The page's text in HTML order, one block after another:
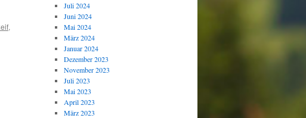
,
Juli 2024
Juni 2024
Mai 2024
März 2024
Januar 2024
Dezember 2023
November 2023
Juli 2023
Mai 2023
April 2023
März 2023